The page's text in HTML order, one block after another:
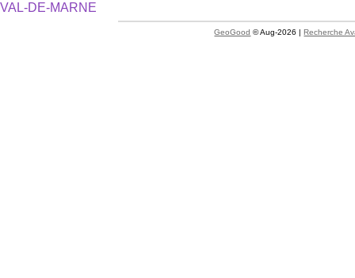
VAL-DE-MARNE
GeoGood © Aug-2026 |Recherche